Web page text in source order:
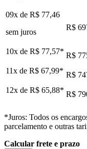
09x de R$ 77,46
sem juros
R$
10x de R$ 77,57* R$
11x de R$ 67,99* R$
12x de R$ 65,88* R$
*Juros: Todos os
parcelamento e outras
Calcular frete e prazo